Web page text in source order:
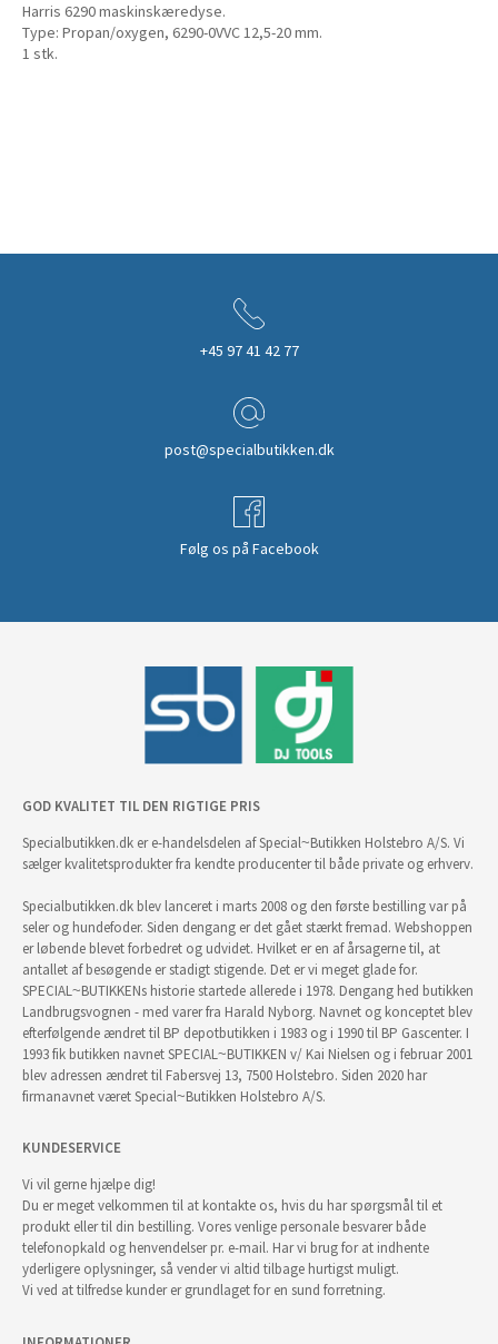
Harris 6290 maskinskæredyse.
Type: Propan/oxygen, 6290-0VVC 12,5-20 mm.
1 stk.
+45 97 41 42 77
post@specialbutikken.dk
Følg os på Facebook
GOD KVALITET TIL DEN RIGTIGE PRIS
Specialbutikken.dk er e-handelsdelen af Special~Butikken Holstebro A/S. Vi
sælger kvalitetsprodukter fra kendte producenter til både private og erhverv.
Specialbutikken.dk blev lanceret i marts 2008 og den første bestilling var på
seler og hundefoder. Siden dengang er det gået stærkt fremad. Webshoppen
er løbende blevet forbedret og udvidet. Hvilket er en af årsagerne til, at
antallet af besøgende er stadigt stigende. Det er vi meget glade for.
SPECIAL~BUTIKKENs historie startede allerede i 1978. Dengang hed butikken
Landbrugsvognen - med varer fra Harald Nyborg. Navnet og konceptet blev
efterfølgende ændret til BP depotbutikken i 1983 og i 1990 til BP Gascenter. I
1993 fik butikken navnet SPECIAL~BUTIKKEN v/ Kai Nielsen og i februar 2001
blev adressen ændret til Fabersvej 13, 7500 Holstebro. Siden 2020 har
firmanavnet været Special~Butikken Holstebro A/S.
KUNDESERVICE
Vi vil gerne hjælpe dig!
Du er meget velkommen til at kontakte os, hvis du har spørgsmål til et
produkt eller til din bestilling. Vores venlige personale besvarer både
telefonopkald og henvendelser pr. e-mail. Har vi brug for at indhente
yderligere oplysninger, så vender vi altid tilbage hurtigst muligt.
Vi ved at tilfredse kunder er grundlaget for en sund forretning.